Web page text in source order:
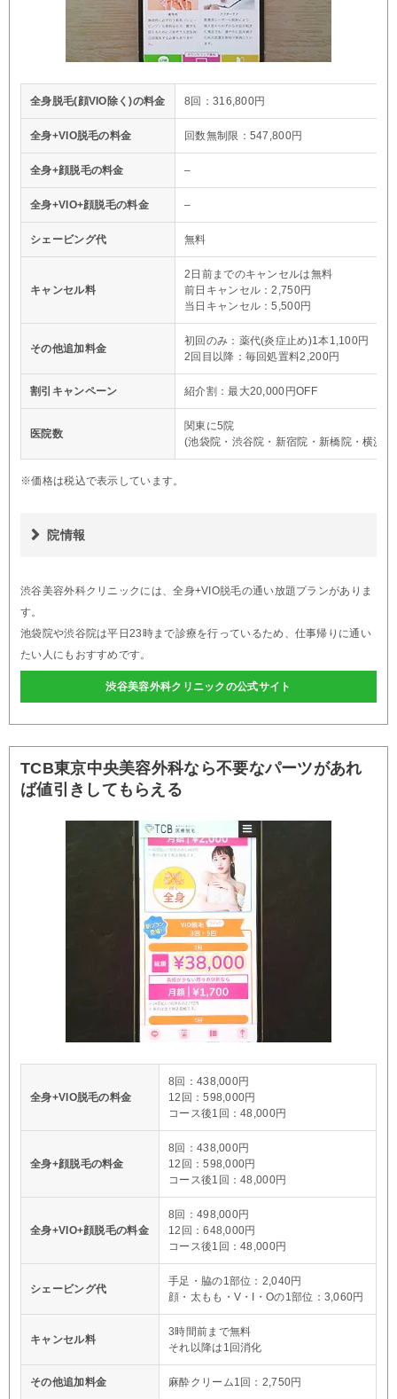
全身脱毛(顔VIO除く)の料金 8回：316,800円
全身+VIO脱毛の料金 回数無制限：547,800円
全身+顔脱毛の料金 –
全身+VIO+顔脱毛の料金 –
シェービング代 無料
キャンセル料
2日前までのキャンセルは無料
前日キャンセル：2,750円
当日キャンセル：5,500円
その他追加料金
初回のみ：薬代(炎症止め)1本1,100円
2回目以降：毎回処置料2,200円
割引キャンペーン 紹介割：最大20,000円OFF
医院数
関東に5院
(池袋院・渋谷院・新宿院・新橋院・横浜
※価格は税込で表示しています。
院情報
渋谷美容外科クリニックには、全身+VIO脱毛の通い放題プランがありま
す。
池袋院や渋谷院は平日23時まで診療を行っているため、仕事帰りに通い
たい人にもおすすめです。
渋谷美容外科クリニックの公式サイト
TCB東京中央美容外科なら不要なパーツがあれ
ば値引きしてもらえる
全身+VIO脱毛の料金
8回：438,000円
12回：598,000円
コース後1回：48,000円
全身+顔脱毛の料金
8回：438,000円
12回：598,000円
コース後1回：48,000円
全身+VIO+顔脱毛の料金
8回：498,000円
12回：648,000円
コース後1回：48,000円
シェービング代
手足・脇の1部位：2,040円
顔・太もも・V・I・Oの1部位：3,060円
キャンセル料
3時間前まで無料
それ以降は1回消化
その他追加料金 麻酔クリーム1回：2,750円